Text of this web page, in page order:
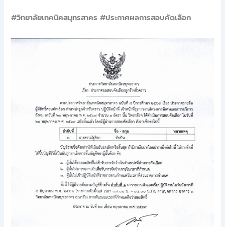
#วิทยาลัยเทคนิคสมุทรสาคร #ประกาศผลการสอบคัดเลือก